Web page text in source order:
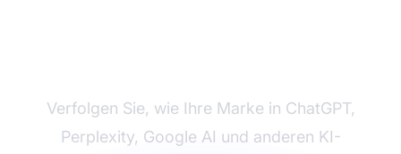
Verfolgen Sie, wie Ihre Marke in ChatGPT,
Perplexity, Google AI und anderen KI-